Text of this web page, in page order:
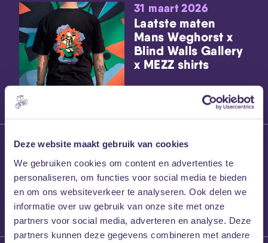
Deze website maakt gebruik van cookies
We gebruiken cookies om content en advertenties te
personaliseren, om functies voor social media te bieden
en om ons websiteverkeer te analyseren. Ook delen we
informatie over uw gebruik van onze site met onze
partners voor social media, adverteren en analyse. Deze
partners kunnen deze gegevens combineren met andere
31 maart 2026
Laatste maten
Mans Weghorst x
Blind Walls Gallery
x MEZZ shirts
27 maart 2026
Willem’s Blog:
Frans Kalf